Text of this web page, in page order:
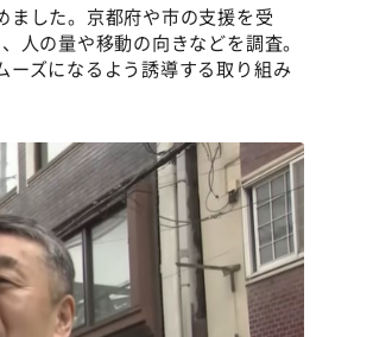
ました。京都府や市の支援を受
人の量や移動の向きなどを調査。
ズになるよう誘導する取り組み